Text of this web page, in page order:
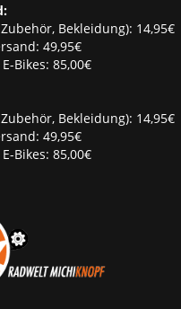
Bekleidung): 14,95€
49,95€
Bikes: 85,00€
Bekleidung): 14,95€
49,95€
Bikes: 85,00€